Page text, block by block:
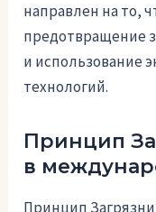
направлен на то,
предотвращение
и использование
технологий.
Принцип
в
Принцип